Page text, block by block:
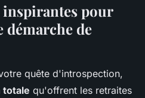
pour
de
quête d'introspection,
totale qu'offrent les retraites